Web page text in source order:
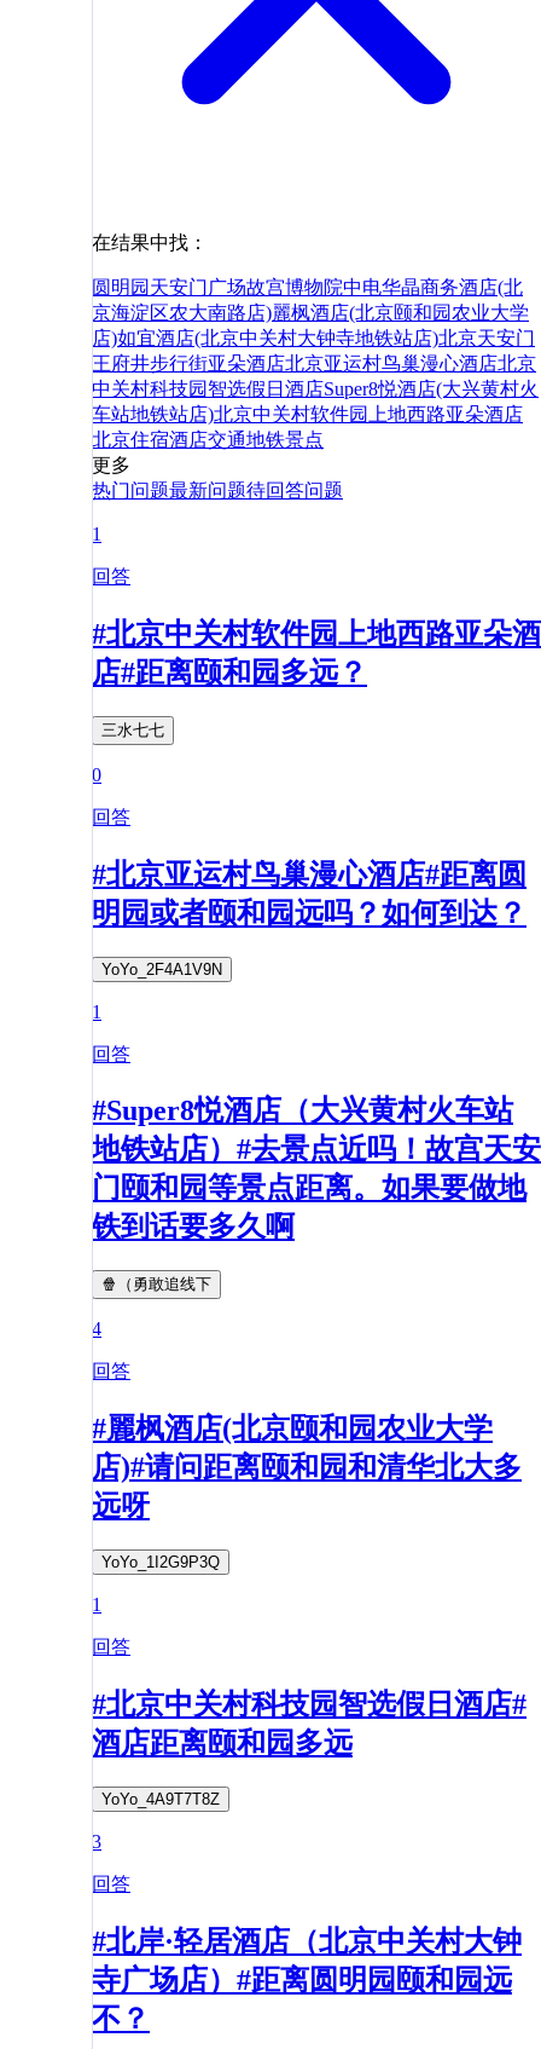
在结果中找：
圆明园 天安门广场故宫博物院中电华晶商务酒店(北
京海淀区农大南路店)麗枫酒店(北京颐和园农业大学
店)如宜酒店(北京中关村大钟寺地铁站店)北京天安门
王府井步行街亚朵酒店北京亚运村鸟巢漫心酒店北京
中关村科技园智选假日酒店Super8悦酒店(大兴黄村火
车站地铁站店)北京中关村软件园上地西路亚朵酒店
北京住宿酒店交通地铁景点
更多
热门问题最新问题待回答问题
1
回答
#北京中关村软件园上地西路亚朵酒
店#距离颐和园多远？
三水七七
0
回答
#北京亚运村鸟巢漫心酒店#距离圆
明园或者颐和园远吗？如何到达？
YoYo_2F4A1V9N
1
回答
#Super8悦酒店（大兴黄村火车站
地铁站店）#去景点近吗！故宫天安
门颐和园等景点距离。如果要做地
铁到话要多久啊
🍿（勇敢追线下
4
回答
#麗枫酒店(北京颐和园农业大学
店)#请问距离颐和园和清华北大多
远呀
YoYo_1I2G9P3Q
1
回答
#北京中关村科技园智选假日酒店#
酒店距离颐和园多远
YoYo_4A9T7T8Z
3
回答
#北岸·轻居酒店（北京中关村大钟
寺广场店）#距离圆明园颐和园远
不？